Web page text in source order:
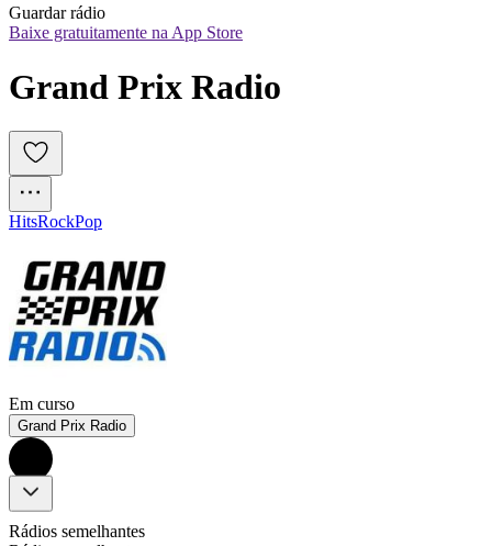
Guardar rádio
Baixe gratuitamente na App Store
Grand Prix Radio
HitsRockPop
Em curso
Grand Prix Radio
Rádios semelhantes